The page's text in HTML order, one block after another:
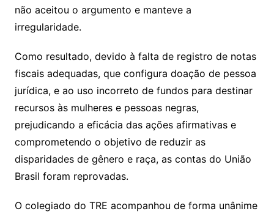
não aceitou o argumento e manteve a
irregularidade.
Como resultado, devido à falta de registro de notas
fiscais adequadas, que configura doação de pessoa
jurídica, e ao uso incorreto de fundos para destinar
recursos às mulheres e pessoas negras,
prejudicando a eficácia das ações afirmativas e
comprometendo o objetivo de reduzir as
disparidades de gênero e raça, as contas do União
Brasil foram reprovadas.
O colegiado do TRE acompanhou de forma unânime